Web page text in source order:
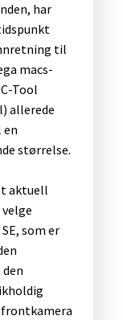
har
til
macs-
Tool
allerede
en
størrelse.
aktuell
som er